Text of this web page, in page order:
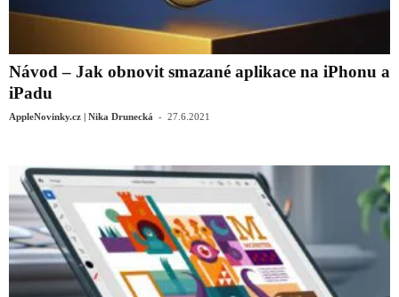
Návod – Jak obnovit smazané aplikace na iPhonu a
iPadu
AppleNovinky.cz | Nika Drunecká - 27.6.2021